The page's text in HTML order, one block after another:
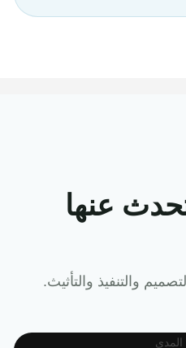
عنها
والتنفيذ والتأثيث.